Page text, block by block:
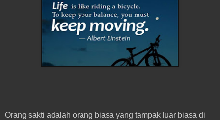
Orang sakti adalah orang biasa yang tampak luar biasa di